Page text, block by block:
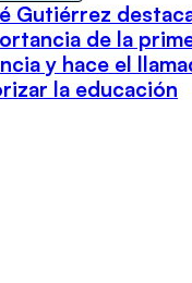
Gutiérrez
de la
y hace el
la educación